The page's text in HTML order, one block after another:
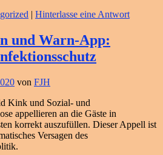
| Hinterlasse eine Antwort
und Warn-App:
von FJH
Kink und Sozial- und
appellieren an die Gäste in
korrekt auszufüllen. Dieser Appell ist
Versagen des